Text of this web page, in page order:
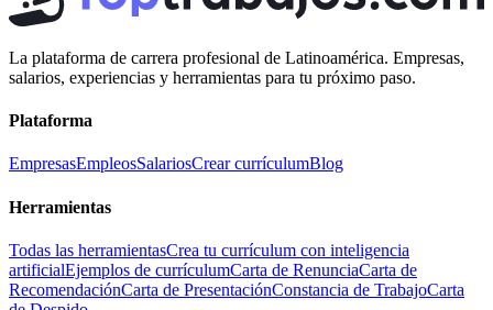
La plataforma de carrera profesional de Latinoamérica. Empresas,
salarios, experiencias y herramientas para tu próximo paso.
Plataforma
EmpresasEmpleosSalariosCrear currículumBlog
Herramientas
Todas las herramientasCrea tu currículum con inteligencia
artificialEjemplos de currículumCarta de RenunciaCarta de
RecomendaciónCarta de PresentaciónConstancia de TrabajoCarta